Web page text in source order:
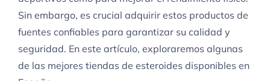
Sin embargo, es crucial adquirir estos productos de
fuentes confiables para garantizar su calidad y
seguridad. En este artículo, exploraremos algunas
de las mejores tiendas de esteroides disponibles en